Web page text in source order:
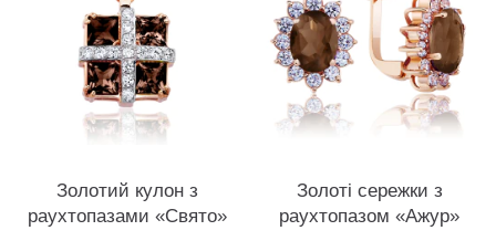
Золотий кулон з
раухтопазами «Свято»
Золоті сережки з
раухтопазом «Ажур»